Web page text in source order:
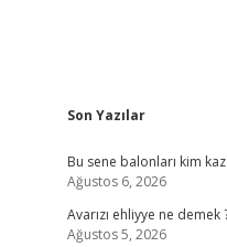
Sidebar
Son Yazılar
Bu sene balonları kim
Ağustos 6, 2026
Avarızı ehliyye ne demek
Ağustos 5, 2026
ilbetgir.net